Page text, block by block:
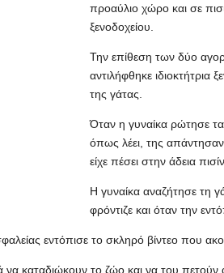
προαύλιο χώρο και σε
ξενοδοχείου.
Την επίθεση των δύο
αντιλήφθηκε ιδιοκτήτρια
της γάτας.
Όταν η γυναίκα ρώτησε τα
όπως λέει, της απάντησαν
είχε πέσει στην άδεια
Η γυναίκα αναζήτησε τη
φρόντιζε και όταν την
εντόπισε το σκληρό βίντεο που
να καταδιώκουν το ζώο και να του πετούν